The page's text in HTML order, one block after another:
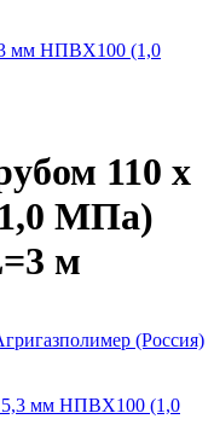
мм НПВХ100 (1,0
110 х
МПа)
м